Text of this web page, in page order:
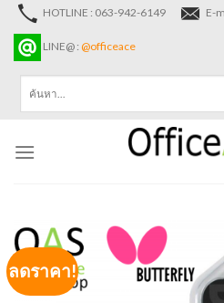
Skip
content
HOTLINE : 063-942-6149 E-
LINE@ : @officeace
ลดราคา!